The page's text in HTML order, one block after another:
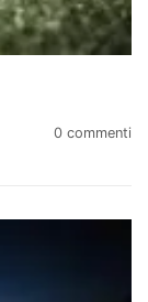
0 commenti